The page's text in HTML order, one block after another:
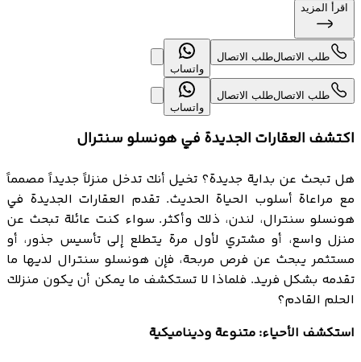
اقرأ المزيد
طلب الاتصالطلب الاتصال
واتساب
طلب الاتصالطلب الاتصال
واتساب
اكتشف العقارات الجديدة في هونسلو سنترال
هل تبحث عن بداية جديدة؟ تخيل أنك تدخل منزلاً جديداً مصمماً
مع مراعاة أسلوب الحياة الحديث. تقدم العقارات الجديدة في
هونسلو سنترال، لندن، ذلك وأكثر. سواء كنت عائلة تبحث عن
منزل واسع، أو مشتري لأول مرة يتطلع إلى تأسيس جذور، أو
مستثمر يبحث عن فرص مربحة، فإن هونسلو سنترال لديها ما
تقدمه بشكل فريد. فلماذا لا تستكشف ما يمكن أن يكون منزلك
الحلم القادم؟
استكشف الأحياء: متنوعة وديناميكية